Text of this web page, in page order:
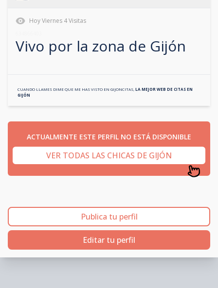
HoyViernes 4Visitas
Vivo por la zona de Gijón
CUANDO LLAMES DIME QUE ME HAS VISTO EN GIJONCITAS LA MEJOR WEB DE CITAS EN
GIJÓN
ACTUALMENTE ESTE PERFIL NO ESTÁ DISPONIBLE
VER TODAS LAS CHICAS DE GIJÓN
Publica tu perfil
Editar tu perfil